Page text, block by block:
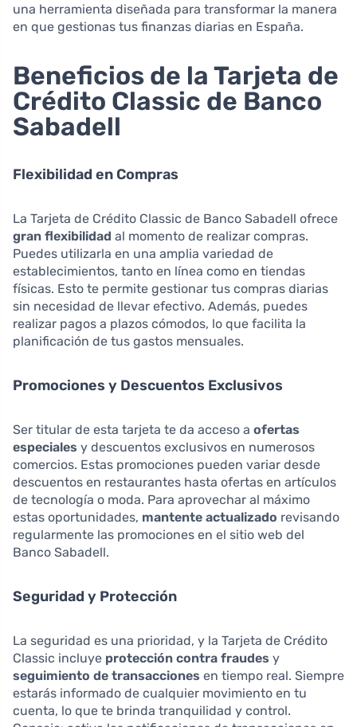
una herramienta diseñada para transformar la manera
en que gestionas tus finanzas diarias en España.
Beneficios de la Tarjeta de
Crédito Classic de Banco
Sabadell
Flexibilidad en Compras
La Tarjeta de Crédito Classic de Banco Sabadell ofrece
gran flexibilidad al momento de realizar compras.
Puedes utilizarla en una amplia variedad de
establecimientos, tanto en línea como en tiendas
físicas. Esto te permite gestionar tus compras diarias
sin necesidad de llevar efectivo. Además, puedes
realizar pagos a plazos cómodos, lo que facilita la
planificación de tus gastos mensuales.
Promociones y Descuentos Exclusivos
Ser titular de esta tarjeta te da acceso a ofertas
especiales y descuentos exclusivos en numerosos
comercios. Estas promociones pueden variar desde
descuentos en restaurantes hasta ofertas en artículos
de tecnología o moda. Para aprovechar al máximo
estas oportunidades, mantente actualizado revisando
regularmente las promociones en el sitio web del
Banco Sabadell.
Seguridad y Protección
La seguridad es una prioridad, y la Tarjeta de Crédito
Classic incluye protección contra fraudes y
seguimiento de transacciones en tiempo real. Siempre
estarás informado de cualquier movimiento en tu
cuenta, lo que te brinda tranquilidad y control.